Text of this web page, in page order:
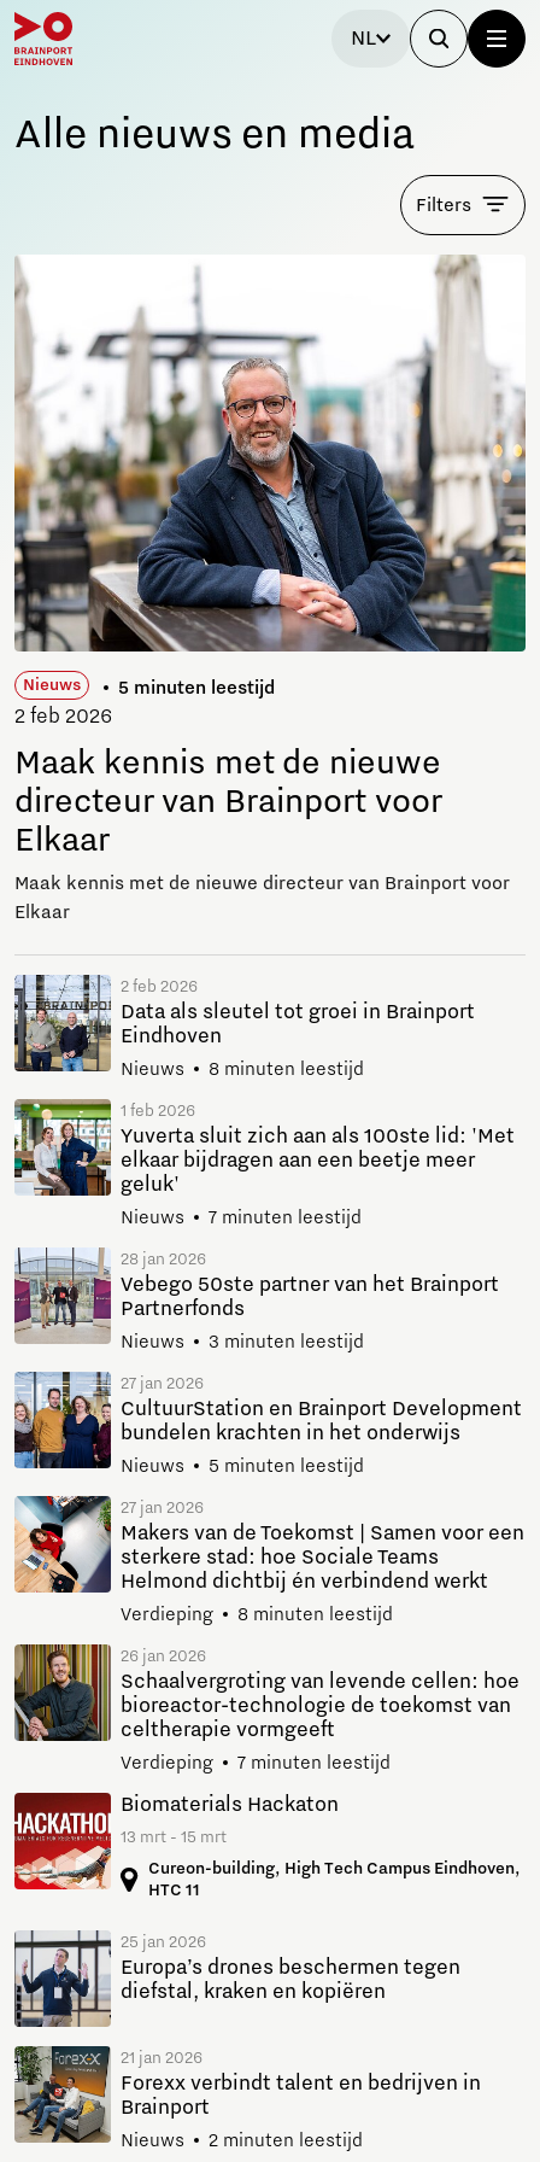
NL
Alle nieuws en media
Filters
Nieuws 5 minuten leestijd
2 feb 2026
Maak kennis met de nieuwe
directeur van Brainport voor
Elkaar
Maak kennis met de nieuwe directeur van Brainport voor
Elkaar
2 feb 2026
Data als sleutel tot groei in Brainport
Eindhoven
Nieuws 8 minuten leestijd
1 feb 2026
Yuverta sluit zich aan als 100ste lid: 'Met
elkaar bijdragen aan een beetje meer
geluk'
Nieuws 7 minuten leestijd
28 jan 2026
Vebego 50ste partner van het Brainport
Partnerfonds
Nieuws 3 minuten leestijd
27 jan 2026
CultuurStation en Brainport Development
bundelen krachten in het onderwijs
Nieuws 5 minuten leestijd
27 jan 2026
Makers van de Toekomst | Samen voor een
sterkere stad: hoe Sociale Teams
Helmond dichtbij én verbindend werkt
Verdieping 8 minuten leestijd
26 jan 2026
Schaalvergroting van levende cellen: hoe
bioreactor-technologie de toekomst van
celtherapie vormgeeft
Verdieping 7 minuten leestijd
Biomaterials Hackaton
13 mrt - 15 mrt
Cureon-building, High Tech Campus Eindhoven,
HTC 11
25 jan 2026
Europa’s drones beschermen tegen
diefstal, kraken en kopiëren
21 jan 2026
Forexx verbindt talent en bedrijven in
Brainport
Nieuws 2 minuten leestijd